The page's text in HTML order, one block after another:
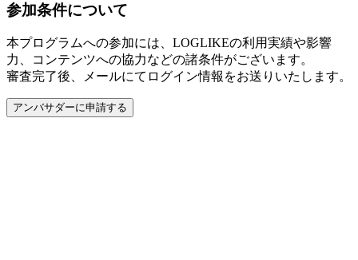
参加条件について
本プログラムへの参加には、LOGLIKEの利用実績や影響
力、コンテンツへの協力などの諸条件がございます。
審査完了後、メールにてログイン情報をお送りいたします。
アンバサダーに申請する